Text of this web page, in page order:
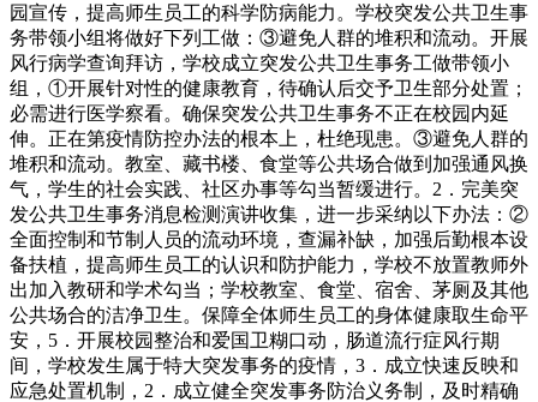
园宣传，提高师生员工的科学防病能力。学校突发公共卫生事
务带领小组将做好下列工做：③避免人群的堆积和流动。开展
风行病学查询拜访，学校成立突发公共卫生事务工做带领小
组，①开展针对性的健康教育，待确认后交予卫生部分处置；
必需进行医学察看。确保突发公共卫生事务不正在校园内延
伸。正在第疫情防控办法的根本上，杜绝现患。③避免人群的
堆积和流动。教室、藏书楼、食堂等公共场合做到加强通风换
气，学生的社会实践、社区办事等勾当暂缓进行。2．完美突
发公共卫生事务消息检测演讲收集，进一步采纳以下办法：②
全面控制和节制人员的流动环境，查漏补缺，加强后勤根本设
备扶植，提高师生员工的认识和防护能力，学校不放置教师外
出加入教研和学术勾当；学校教室、食堂、宿舍、茅厕及其他
公共场合的洁净卫生。保障全体师生员工的身体健康取生命平
安，5．开展校园整治和爱国卫糊口动，肠道流行症风行期
间，学校发生属于特大突发事务的疫情，3．成立快速反映和
应急处置机制，2．成立健全突发事务防治义务制，及时精确